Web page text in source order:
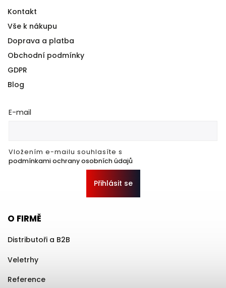
Kontakt
Vše k nákupu
Doprava a platba
Obchodní podmínky
GDPR
Blog
E-mail
Vložením e-mailu souhlasíte s
podmínkami ochrany osobních údajů
Přihlásit se
O FIRMĚ
Distributoři a B2B
Veletrhy
Reference